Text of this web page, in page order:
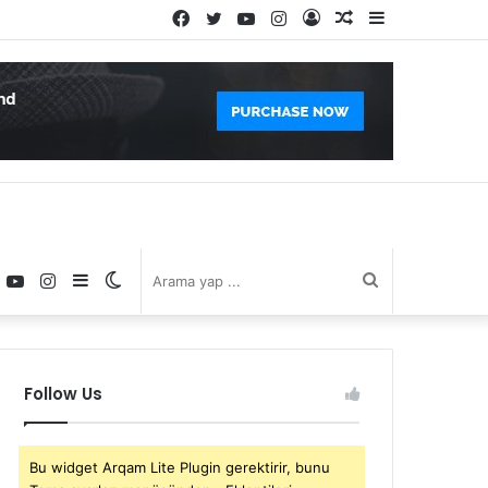
Bölmesi
Rastgele
Makale
Kayıt
Ol
Instagram
YouTube
Twitter
Facebook
yap
görünümü
Kenar
Bölmesi
Instagram
YouTube
Follow Us
Bu widget Arqam Lite Plugin gerektirir, bunu